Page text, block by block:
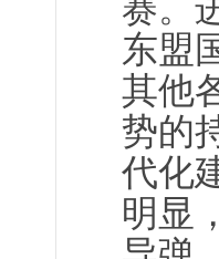
赛。
东盟
其他
势的
代化
明显